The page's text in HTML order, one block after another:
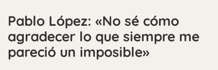
Pablo López: «No sé cómo
agradecer lo que siempre me
pareció un imposible»